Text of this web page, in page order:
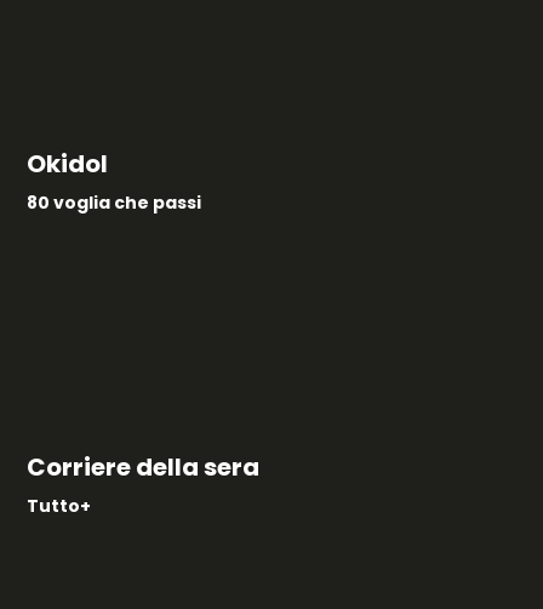
Okidol
80 voglia che passi
Corriere della sera
Tutto+